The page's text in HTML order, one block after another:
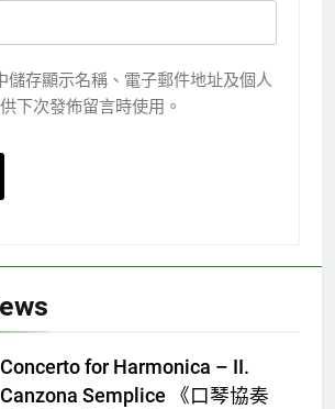
儲存顯示名稱、電子郵件地址及個人
下次發佈留言時使用。
Concerto for Harmonica – II.
Canzona Semplice 《口琴協奏